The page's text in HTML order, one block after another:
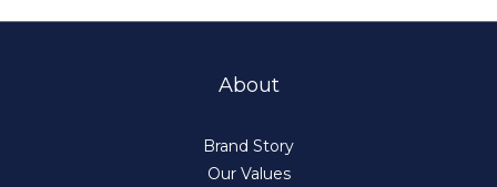
About
Brand Story
Our Values